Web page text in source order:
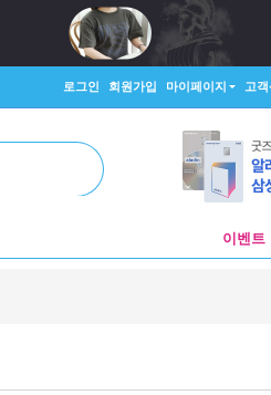
로그인 회원가입 마이페이지 고객
이벤트